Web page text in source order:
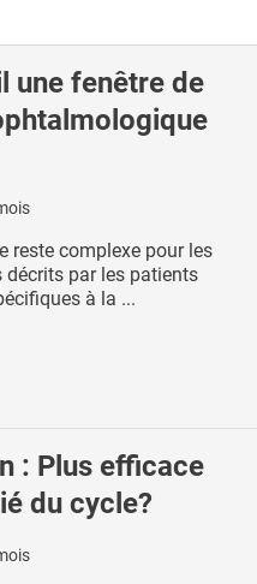
une fenêtre de
reste complexe pour les
par les patients
à la ...
: Plus efficace
du cycle?